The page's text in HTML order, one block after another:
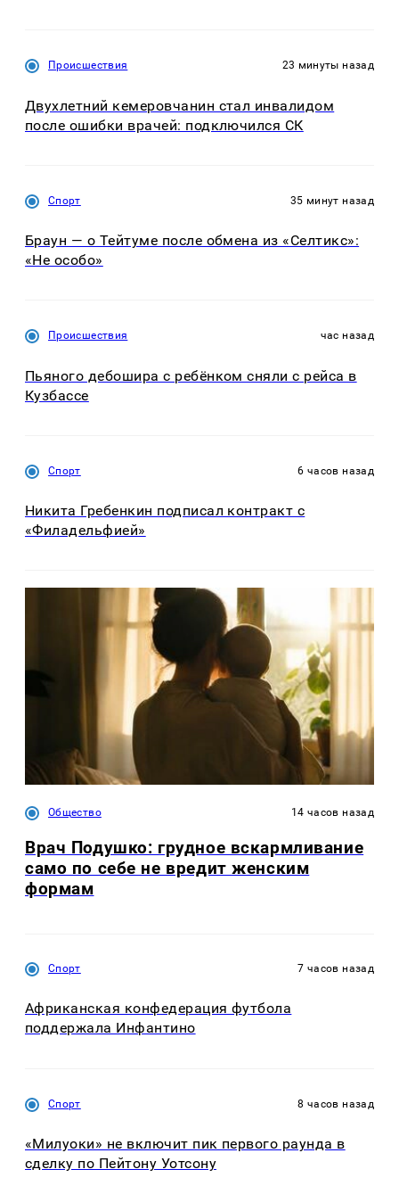
Происшествия 23 минуты назад
Двухлетний кемеровчанин стал инвалидом
после ошибки врачей: подключился СК
Спорт 35 минут назад
Браун — о Тейтуме после обмена из «Селтикс»:
«Не особо»
Происшествия час назад
Пьяного дебошира с ребёнком сняли с рейса в
Кузбассе
Спорт 6 часов назад
Никита Гребенкин подписал контракт с
«Филадельфией»
Общество 14 часов назад
Врач Подушко: грудное вскармливание
само по себе не вредит женским
формам
Спорт 7 часов назад
Африканская конфедерация футбола
поддержала Инфантино
Спорт 8 часов назад
«Милуоки» не включит пик первого раунда в
сделку по Пейтону Уотсону